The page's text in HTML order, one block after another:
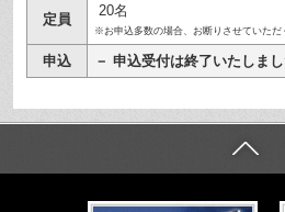
定員
20名
※お申込多数の場合、お断りさせていただ
申込 － 申込受付は終了いたしまし